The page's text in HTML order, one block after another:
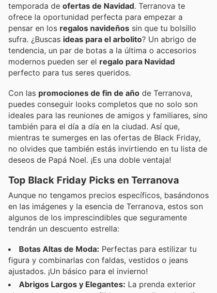
temporada de ofertas de Navidad. Terranova te
ofrece la oportunidad perfecta para empezar a
pensar en los regalos navideños sin que tu bolsillo
sufra. ¿Buscas ideas para el arbolito? Un abrigo de
tendencia, un par de botas a la última o accesorios
modernos pueden ser el regalo para Navidad
perfecto para tus seres queridos.
Con las promociones de fin de año de Terranova,
puedes conseguir looks completos que no solo son
ideales para las reuniones de amigos y familiares, sino
también para el día a día en la ciudad. Así que,
mientras te sumerges en las ofertas de Black Friday,
no olvides que también estás invirtiendo en tu lista de
deseos de Papá Noel. ¡Es una doble ventaja!
Top Black Friday Picks en Terranova
Aunque no tengamos precios específicos, basándonos
en las imágenes y la esencia de Terranova, estos son
algunos de los imprescindibles que seguramente
tendrán un descuento estrella:
Botas Altas de Moda: Perfectas para estilizar tu
figura y combinarlas con faldas, vestidos o jeans
ajustados. ¡Un básico para el invierno!
Abrigos Largos y Elegantes: La prenda exterior